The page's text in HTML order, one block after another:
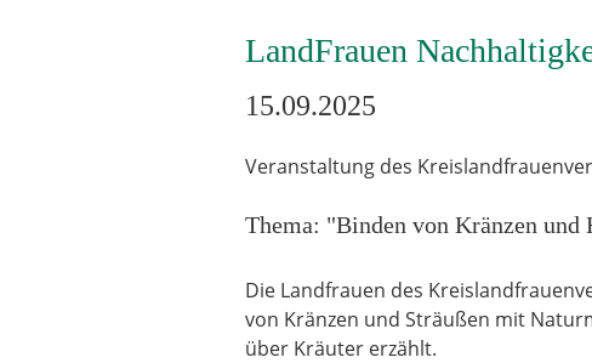
LandFrauen
15.09.2025
Veranstaltung des
Thema: "Binden von Kränzen und
Die Landfrauen des
von Kränzen und Sträußen mit
über Kräuter erzählt.